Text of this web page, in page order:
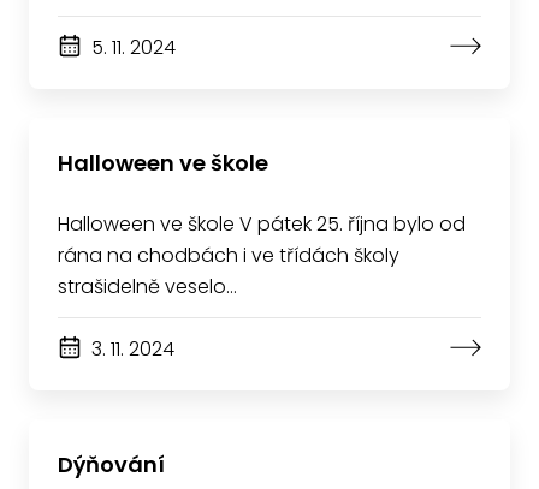
5. 11. 2024
Halloween ve škole
Halloween ve škole V pátek 25. října bylo od
rána na chodbách i ve třídách školy
strašidelně veselo…
3. 11. 2024
Dýňování